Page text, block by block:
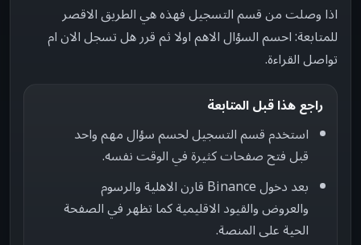
اذا وصلت من قسم التسجيل فهذه هي الطريق الاقصر
للمتابعة: احسم السؤال الاهم اولا ثم قرر هل تسجل الان ام
تواصل القراءة.
راجع هذا قبل المتابعة
استخدم قسم التسجيل لحسم سؤال مهم واحد
قبل فتح صفحات كثيرة في الوقت نفسه.
بعد دخول Binance قارن الاهلية والرسوم
والعروض والقيود الاقليمية كما تظهر في الصفحة
الحية على المنصة.